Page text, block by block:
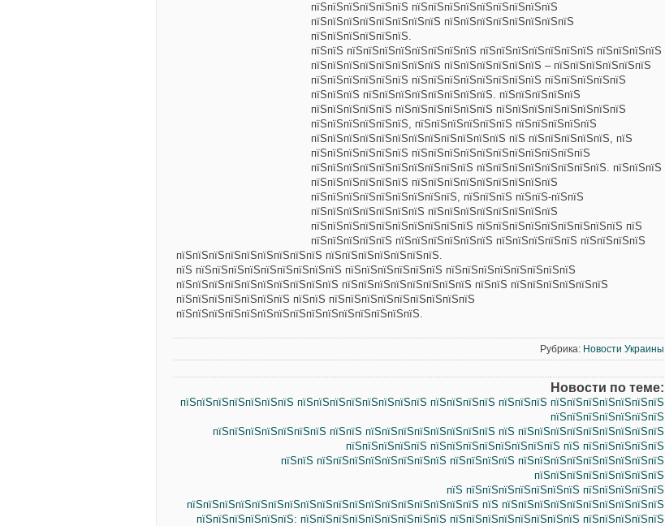
пїЅпїЅпїЅпїЅпїЅпїЅ пїЅпїЅпїЅпїЅпїЅпїЅпїЅпїЅпїЅ
пїЅпїЅпїЅпїЅпїЅпїЅпїЅпїЅ пїЅпїЅпїЅпїЅпїЅпїЅпїЅпїЅ
пїЅпїЅпїЅпїЅпїЅпїЅ.
пїЅпїЅ пїЅпїЅпїЅпїЅпїЅпїЅпїЅпїЅ пїЅпїЅпїЅпїЅпїЅпїЅпїЅ пїЅпїЅпїЅпїЅ
пїЅпїЅпїЅпїЅпїЅпїЅпїЅпїЅ пїЅпїЅпїЅпїЅпїЅпїЅ – пїЅпїЅпїЅпїЅпїЅпїЅ
пїЅпїЅпїЅпїЅпїЅпїЅ пїЅпїЅпїЅпїЅпїЅпїЅпїЅпїЅ пїЅпїЅпїЅпїЅпїЅ
пїЅпїЅпїЅ пїЅпїЅпїЅпїЅпїЅпїЅпїЅпїЅ. пїЅпїЅпїЅпїЅпїЅ
пїЅпїЅпїЅпїЅпїЅ пїЅпїЅпїЅпїЅпїЅпїЅ пїЅпїЅпїЅпїЅпїЅпїЅпїЅпїЅ
пїЅпїЅпїЅпїЅпїЅпїЅ, пїЅпїЅпїЅпїЅпїЅпїЅ пїЅпїЅпїЅпїЅпїЅ
пїЅпїЅпїЅпїЅпїЅпїЅпїЅпїЅпїЅпїЅпїЅпїЅ пїЅ пїЅпїЅпїЅпїЅпїЅ, пїЅ
пїЅпїЅпїЅпїЅпїЅпїЅ пїЅпїЅпїЅпїЅпїЅпїЅпїЅпїЅпїЅпїЅпїЅ
пїЅпїЅпїЅпїЅпїЅпїЅпїЅпїЅпїЅпїЅ пїЅпїЅпїЅпїЅпїЅпїЅпїЅпїЅ. пїЅпїЅпїЅ
пїЅпїЅпїЅпїЅпїЅпїЅ пїЅпїЅпїЅпїЅпїЅпїЅпїЅпїЅпїЅ
пїЅпїЅпїЅпїЅпїЅпїЅпїЅпїЅпїЅ, пїЅпїЅпїЅ пїЅпїЅ-пїЅпїЅ
пїЅпїЅпїЅпїЅпїЅпїЅпїЅ пїЅпїЅпїЅпїЅпїЅпїЅпїЅпїЅ
пїЅпїЅпїЅпїЅпїЅпїЅпїЅпїЅпїЅпїЅ пїЅпїЅпїЅпїЅпїЅпїЅпїЅпїЅпїЅ пїЅ
пїЅпїЅпїЅпїЅпїЅ пїЅпїЅпїЅпїЅпїЅпїЅ пїЅпїЅпїЅпїЅпїЅ пїЅпїЅпїЅпїЅ
пїЅпїЅпїЅпїЅпїЅпїЅпїЅпїЅпїЅ пїЅпїЅпїЅпїЅпїЅпїЅпїЅ.
пїЅ пїЅпїЅпїЅпїЅпїЅпїЅпїЅпїЅпїЅ пїЅпїЅпїЅпїЅпїЅпїЅ пїЅпїЅпїЅпїЅпїЅпїЅпїЅпїЅ
пїЅпїЅпїЅпїЅпїЅпїЅпїЅпїЅпїЅпїЅ пїЅпїЅпїЅпїЅпїЅпїЅпїЅпїЅ пїЅпїЅ пїЅпїЅпїЅпїЅпїЅпїЅ
пїЅпїЅпїЅпїЅпїЅпїЅпїЅ пїЅпїЅ пїЅпїЅпїЅпїЅпїЅпїЅпїЅпїЅпїЅ
пїЅпїЅпїЅпїЅпїЅпїЅпїЅпїЅпїЅпїЅпїЅпїЅпїЅпїЅпїЅ.
Рубрика: Новости Украины
Новости по теме:
пїЅпїЅпїЅпїЅпїЅпїЅпїЅ пїЅпїЅпїЅпїЅпїЅпїЅпїЅпїЅ пїЅпїЅпїЅпїЅ пїЅпїЅпїЅ пїЅпїЅпїЅпїЅпїЅпїЅпїЅ
пїЅпїЅпїЅпїЅпїЅпїЅпїЅ
пїЅпїЅпїЅпїЅпїЅпїЅпїЅ пїЅпїЅ пїЅпїЅпїЅпїЅпїЅпїЅпїЅпїЅ пїЅ пїЅпїЅпїЅпїЅпїЅпїЅпїЅпїЅпїЅ
пїЅпїЅпїЅпїЅпїЅ пїЅпїЅпїЅпїЅпїЅпїЅпїЅпїЅ пїЅ пїЅпїЅпїЅпїЅпїЅ
пїЅпїЅ пїЅпїЅпїЅпїЅпїЅпїЅпїЅпїЅ пїЅпїЅпїЅпїЅ пїЅпїЅпїЅпїЅпїЅпїЅпїЅпїЅпїЅ
пїЅпїЅпїЅпїЅпїЅпїЅпїЅпїЅ
пїЅ пїЅпїЅпїЅпїЅпїЅпїЅпїЅ пїЅпїЅпїЅпїЅпїЅ
пїЅпїЅпїЅпїЅпїЅпїЅпїЅпїЅпїЅпїЅпїЅпїЅпїЅпїЅпїЅпїЅпїЅпїЅ пїЅ пїЅпїЅпїЅпїЅпїЅпїЅпїЅпїЅпїЅпїЅ
пїЅпїЅпїЅпїЅпїЅпїЅ: пїЅпїЅпїЅпїЅпїЅпїЅпїЅпїЅпїЅ пїЅпїЅпїЅпїЅпїЅпїЅпїЅпїЅ пїЅпїЅпїЅпїЅпїЅ